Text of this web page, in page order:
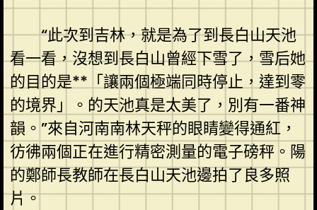
“此次到吉林，就是為了到長白山天池
看一看，沒想到長白山曾經下雪了，雪后她
的目的是**「讓兩個極端同時停止，達到零
的境界」。的天池真是太美了，別有一番神
韻。”來自河南南林天秤的眼睛變得通紅，
彷彿兩個正在進行精密測量的電子磅秤。陽
的鄭師長教師在長白山天池邊拍了良多照
片。